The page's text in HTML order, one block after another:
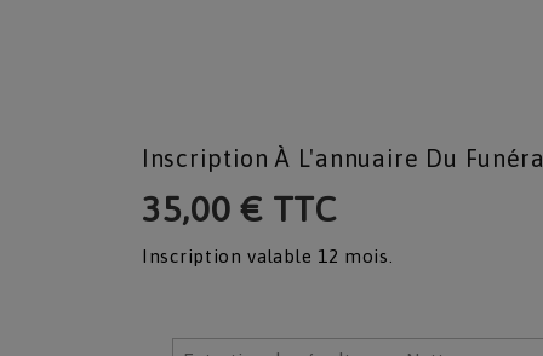
Inscription À L'annuaire Du
35,00 € TTC
Inscription valable 12 mois.